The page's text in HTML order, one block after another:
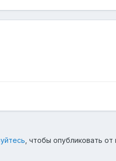
, чтобы опубликовать